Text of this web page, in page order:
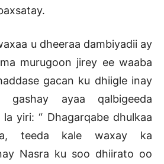
u dheeraa dambiyadii ay
murugoon jirey ee waaba
gacan ku dhiigle inay
gashay ayaa qalbigeeda
yiri: “ Dhagarqabe dhulkaa
teeda kale waxay ka
Nasra ku soo dhiirato oo